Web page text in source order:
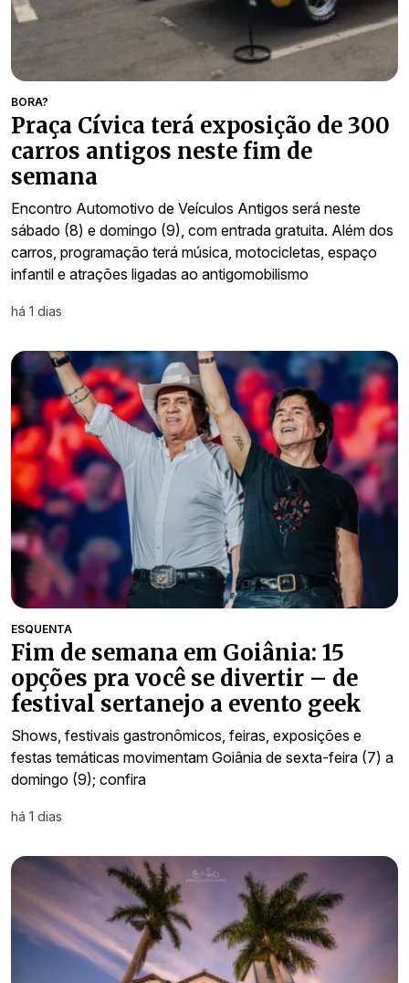
BORA?
Praça Cívica terá exposição de 300
carros antigos neste fim de
semana
Encontro Automotivo de Veículos Antigos será neste
sábado (8) e domingo (9), com entrada gratuita. Além dos
carros, programação terá música, motocicletas, espaço
infantil e atrações ligadas ao antigomobilismo
há 1 dias
ESQUENTA
Fim de semana em Goiânia: 15
opções pra você se divertir – de
festival sertanejo a evento geek
Shows, festivais gastronômicos, feiras, exposições e
festas temáticas movimentam Goiânia de sexta-feira (7) a
domingo (9); confira
há 1 dias